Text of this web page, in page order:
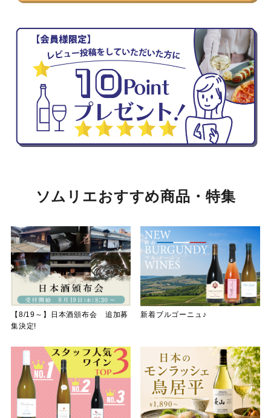
ソムリエおすすめ商品・特集
【8/19～】日本酒頒布会 追加募
集決定!
新着ブルゴーニュ♪